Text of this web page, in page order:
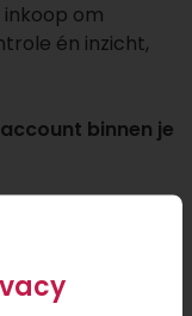
om
én inzicht,
binnen je
inlog, maar
Zo heb je
op één plek.
toevoegen